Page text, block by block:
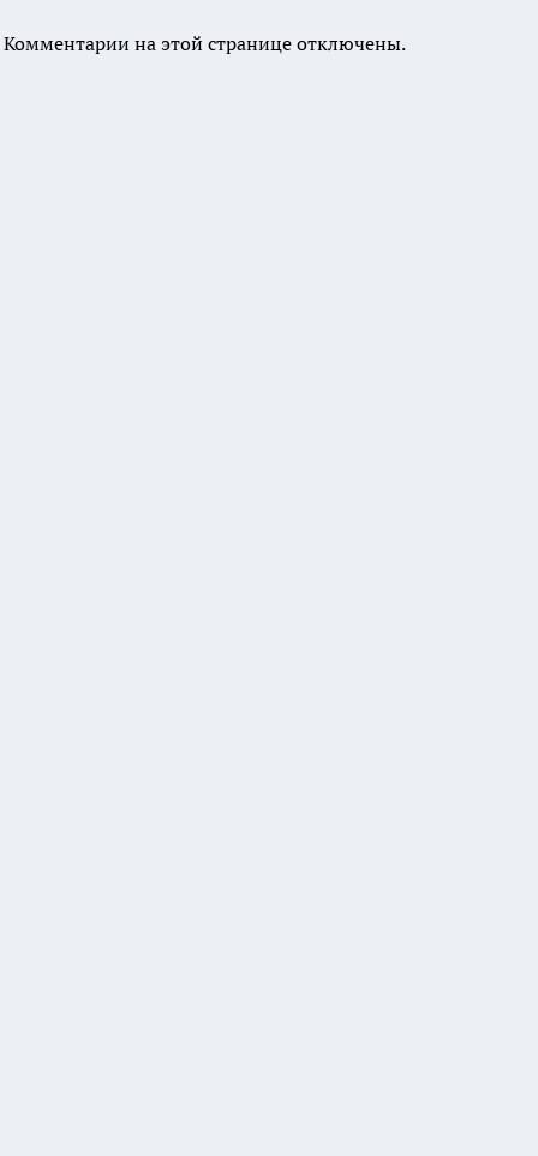
Комментарии на этой странице отключены.